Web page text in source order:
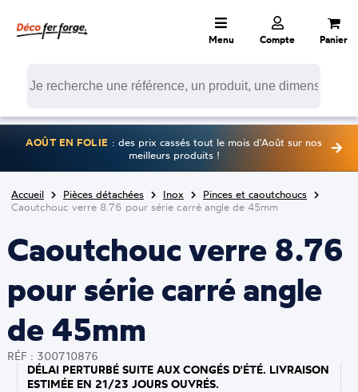
Menu Compte Panier
AOÛT EN FOLIE : des prix cassés tout le mois d'Août sur nos
meilleurs produits !
Accueil Pièces détachées Inox
Pinces et caoutchoucs
Caoutchouc verre 8.76 pour série carré angle de 45mm
Caoutchouc verre 8.76
pour série carré angle
de 45mm
RÉF : 300710876
DÉLAI PERTURBÉ SUITE AUX CONGÉS D'ÉTÉ. LIVRAISON
ESTIMÉE EN 21/23 JOURS OUVRÉS.